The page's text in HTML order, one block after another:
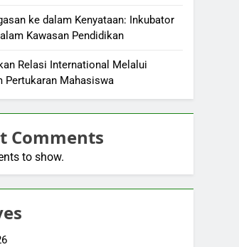
ke dalam Kenyataan: Inkubator
Kawasan Pendidikan
Relasi International Melalui
Pertukaran Mahasiswa
Comments
to show.